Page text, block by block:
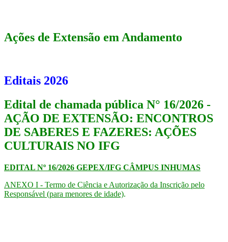
Ações de Extensão em Andamento
Editais 2026
Edital de chamada pública N° 16/2026 -
AÇÃO DE EXTENSÃO: ENCONTROS
DE SABERES E FAZERES: AÇÕES
CULTURAIS NO IFG​​​​
EDITAL Nº 16/2026 GEPEX/IFG CÂMPUS INHUMAS
ANEXO I - Termo de Ciência e Autorização da Inscrição pelo
Responsável (para menores de idade).